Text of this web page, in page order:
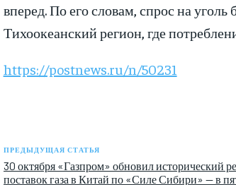
вперед. По его словам, спрос на
Тихоокеанский регион, где
https://postnews.ru/n/50231
ПРЕДЫДУЩАЯ СТАТЬЯ
30 октября «Газпром» обновил исторический
поставок газа в Китай по «Силе Сибири» — в